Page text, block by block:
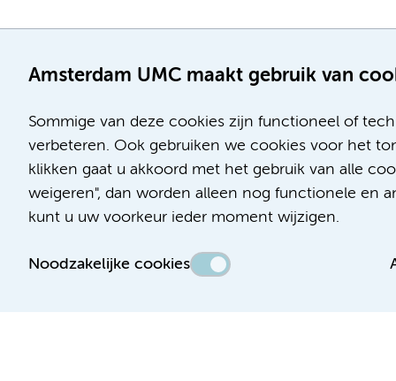
Amsterdam UMC maakt gebruik van
Sommige van deze cookies zijn functioneel of
verbeteren. Ook gebruiken we cookies voor het
klikken gaat u akkoord met het gebruik van alle
weigeren", dan worden alleen nog functionele en
kunt u uw voorkeur ieder moment wijzigen.
Noodzakelijke cookies
Meibergdreef 9
1105 AZ Amsterdam
Telefoon:
De Boelelaan 1117
1081 HV Amsterdam
Telefoon: